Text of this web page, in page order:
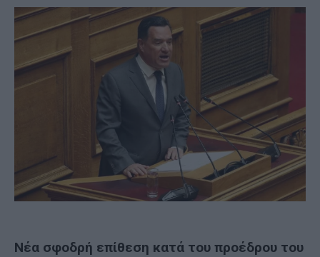
Νέα σφοδρή επίθεση κατά του προέδρου του